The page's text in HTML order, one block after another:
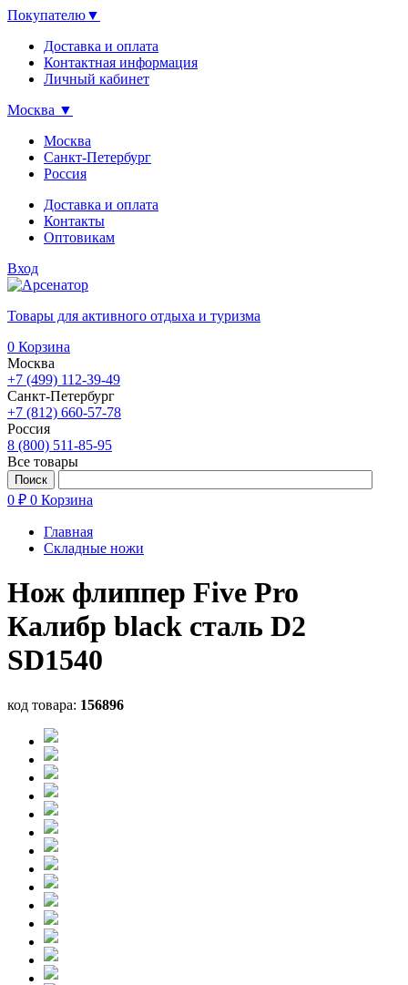
Покупателю▼
Доставка и оплата
Контактная информация
Личный кабинет
Москва ▼
Москва
Санкт-Петербург
Россия
Доставка и оплата
Контакты
Оптовикам
Вход
Товары для активного отдыха и туризма
0 Корзина
Москва
+7 (499) 112-39-49
Санкт-Петербург
+7 (812) 660-57-78
Россия
8 (800) 511-85-95
Все товары
0 ₽ 0 Корзина
Главная
Складные ножи
Нож флиппер Five Pro
Калибр black сталь D2
SD1540
код товара: 156896